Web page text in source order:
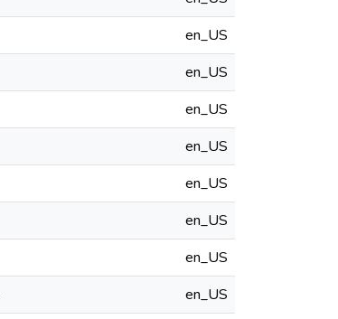
en_US
en_US
en_US
en_US
en_US
en_US
en_US
en_US